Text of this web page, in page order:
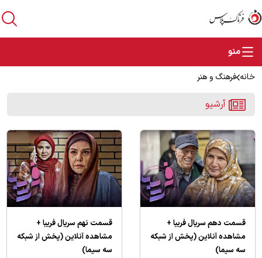
خانه فرهنگ و هنر
آرشیو
قسمت دهم سریال فریبا +
مشاهده آنلاین (پخش از شبکه
سه سیما)
قسمت نهم سریال فریبا +
مشاهده آنلاین (پخش از شبکه
سه سیما)